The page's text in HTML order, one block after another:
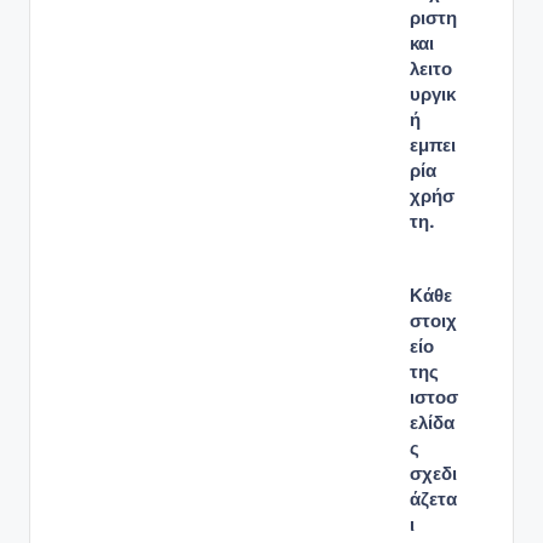
ριστη
και
λειτο
υργικ
ή
εμπει
ρία
χρήσ
τη.
Κάθε
στοιχ
είο
της
ιστοσ
ελίδα
ς
σχεδι
άζετα
ι